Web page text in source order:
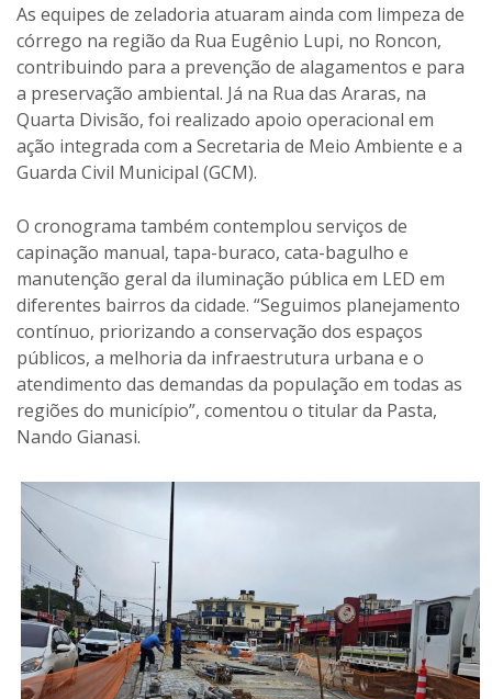
As equipes de zeladoria atuaram ainda com limpeza de
córrego na região da Rua Eugênio Lupi, no Roncon,
contribuindo para a prevenção de alagamentos e para
a preservação ambiental. Já na Rua das Araras, na
Quarta Divisão, foi realizado apoio operacional em
ação integrada com a Secretaria de Meio Ambiente e a
Guarda Civil Municipal (GCM).
O cronograma também contemplou serviços de
capinação manual, tapa-buraco, cata-bagulho e
manutenção geral da iluminação pública em LED em
diferentes bairros da cidade. “Seguimos planejamento
contínuo, priorizando a conservação dos espaços
públicos, a melhoria da infraestrutura urbana e o
atendimento das demandas da população em todas as
regiões do município”, comentou o titular da Pasta,
Nando Gianasi.